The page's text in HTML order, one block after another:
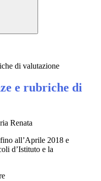
di valutazione
e rubriche di
Renata
all’Aprile 2018 e
d’Istituto e la